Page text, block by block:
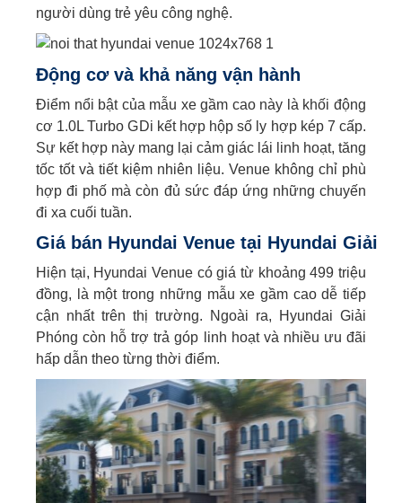
người dùng trẻ yêu công nghệ.
Động cơ và khả năng vận hành
Điểm nổi bật của mẫu xe gầm cao này là khối động
cơ 1.0L Turbo GDi kết hợp hộp số ly hợp kép 7 cấp.
Sự kết hợp này mang lại cảm giác lái linh hoạt, tăng
tốc tốt và tiết kiệm nhiên liệu. Venue không chỉ phù
hợp đi phố mà còn đủ sức đáp ứng những chuyến
đi xa cuối tuần.
Giá bán Hyundai Venue tại Hyundai Giải
Hiện tại, Hyundai Venue có giá từ khoảng 499 triệu
đồng, là một trong những mẫu xe gầm cao dễ tiếp
cận nhất trên thị trường. Ngoài ra, Hyundai Giải
Phóng còn hỗ trợ trả góp linh hoạt và nhiều ưu đãi
hấp dẫn theo từng thời điểm.